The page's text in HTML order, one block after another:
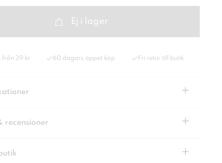
Ej i lager
från 39 kr 60 dagars öppet köp Fri retur till butik
+
recensioner +
+